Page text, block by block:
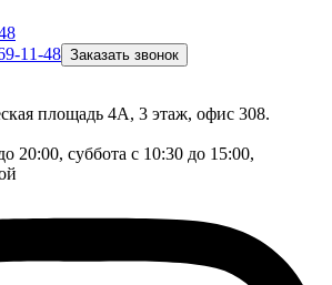
11-48 Заказать звонок
площадь 4А, 3 этаж, офис 308.
20:00, суббота с 10:30 до 15:00,